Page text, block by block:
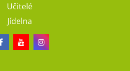
Učitelé
Jídelna